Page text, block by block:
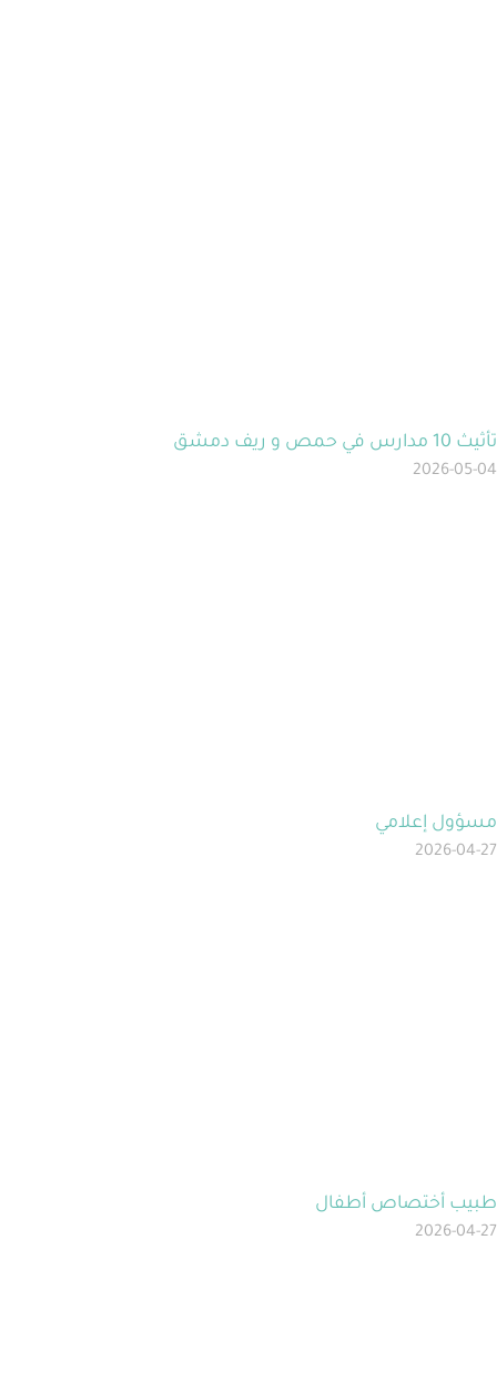
تأثيث 10 مدارس في حمص و ريف دمشق
2026-05-04
مسؤول إعلامي
2026-04-27
طبيب أختصاص أطفال
2026-04-27